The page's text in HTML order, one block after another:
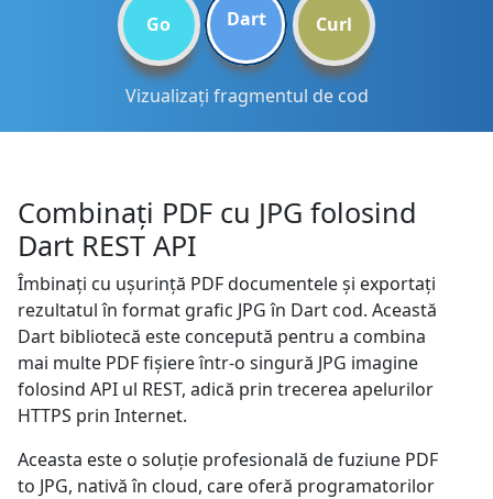
Go Dart Curl
Vizualizați fragmentul de cod
Combinați PDF cu JPG folosind
Dart REST API
Îmbinați cu ușurință PDF documentele și exportați
rezultatul în format grafic JPG în Dart cod. Această
Dart bibliotecă este concepută pentru a combina
mai multe PDF fișiere într-o singură JPG imagine
folosind API ul REST, adică prin trecerea apelurilor
HTTPS prin Internet.
Aceasta este o soluție profesională de fuziune PDF
to JPG, nativă în cloud, care oferă programatorilor